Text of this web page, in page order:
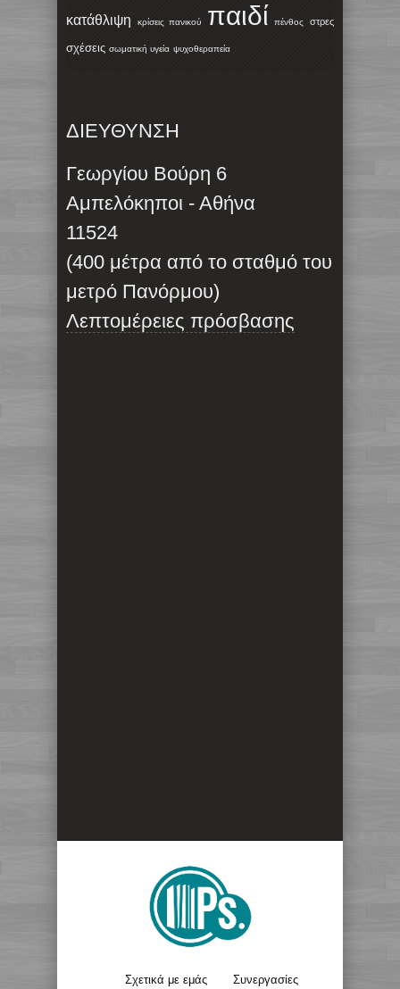
κατάθλιψη κρίσεις πανικού παιδί πένθος στρες
σχέσεις σωματική υγεία ψυχοθεραπεία
ΔΙΕΥΘΥΝΣΗ
Γεωργίου Βούρη 6
Αμπελόκηποι - Αθήνα
11524
(400 μέτρα από το σταθμό του
μετρό Πανόρμου)
Λεπτομέρειες πρόσβασης
Σχετικά με εμάς Συνεργασίες